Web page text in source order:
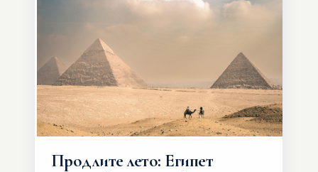
Продлите лето: Египет